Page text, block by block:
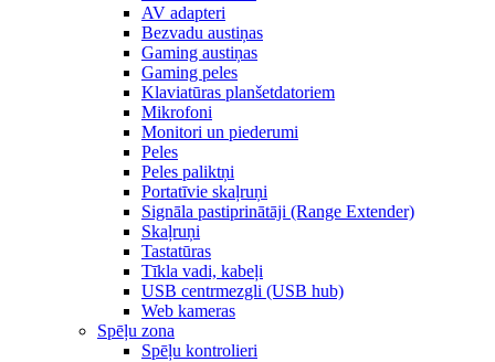
AV adapteri
Bezvadu austiņas
Gaming austiņas
Gaming peles
Klaviatūras planšetdatoriem
Mikrofoni
Monitori un piederumi
Peles
Peles paliktņi
Portatīvie skaļruņi
Signāla pastiprinātāji (Range Extender)
Skaļruņi
Tastatūras
Tīkla vadi, kabeļi
USB centrmezgli (USB hub)
Web kameras
Spēļu zona
Spēļu kontrolieri